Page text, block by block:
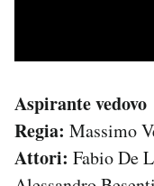
Aspirante vedovo
Regia: Massimo
Attori: Fabio De